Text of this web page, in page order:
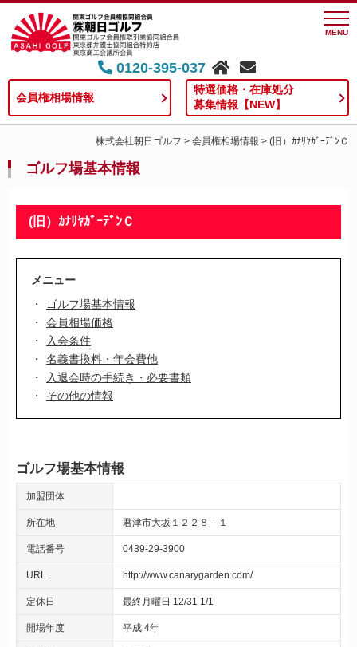
MENU
0120-395-037
会員権相場情報
特選価格・在庫処分
募集情報【NEW】
株式会社朝日ゴルフ > 会員権相場情報 > (旧）ｶﾅﾘﾔｶﾞｰﾃﾞﾝＣ
ゴルフ場基本情報
(旧）ｶﾅﾘﾔｶﾞｰﾃﾞﾝＣ
メニュー
ゴルフ場基本情報
会員相場価格
入会条件
名義書換料・年会費他
入退会時の手続き・必要書類
その他の情報
ゴルフ場基本情報
加盟団体
所在地 君津市大坂１２２８－１
電話番号 0439-29-3900
URL http://www.canarygarden.com/
定休日 最終月曜日 12/31 1/1
開場年度 平成 4年